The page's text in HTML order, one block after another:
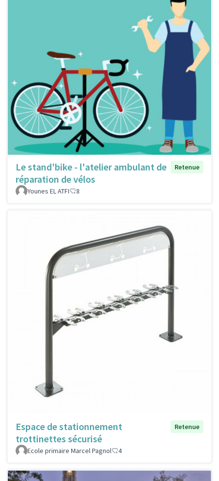
Le stand'bike - l'atelier ambulant de
réparation de vélos
Retenue
Younes EL ATFI 8
Espace de stationnement
trottinettes sécurisé
Retenue
Ecole primaire Marcel Pagnol 4